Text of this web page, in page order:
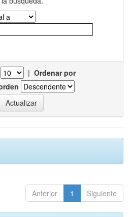
| Ordenar por
Anterior 1 Siguiente